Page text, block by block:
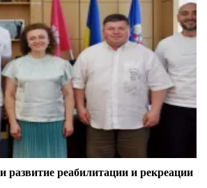
развитие реабилитации и рекреации